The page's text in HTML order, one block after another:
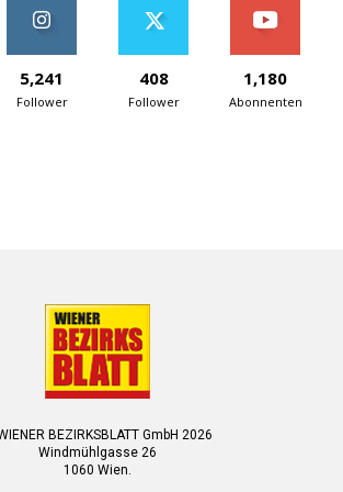
5,241
Follower
408
Follower
1,180
Abonnenten
BEZIRKSBLATT GmbH 2026
Windmühlgasse 26
1060 Wien.